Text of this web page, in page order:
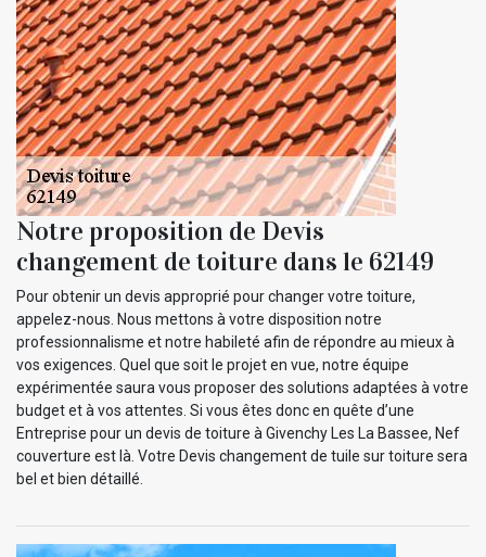
Notre proposition de Devis
changement de toiture dans le 62149
Pour obtenir un devis approprié pour changer votre toiture,
appelez-nous. Nous mettons à votre disposition notre
professionnalisme et notre habileté afin de répondre au mieux à
vos exigences. Quel que soit le projet en vue, notre équipe
expérimentée saura vous proposer des solutions adaptées à votre
budget et à vos attentes. Si vous êtes donc en quête d’une
Entreprise pour un devis de toiture à Givenchy Les La Bassee, Nef
couverture est là. Votre Devis changement de tuile sur toiture sera
bel et bien détaillé.